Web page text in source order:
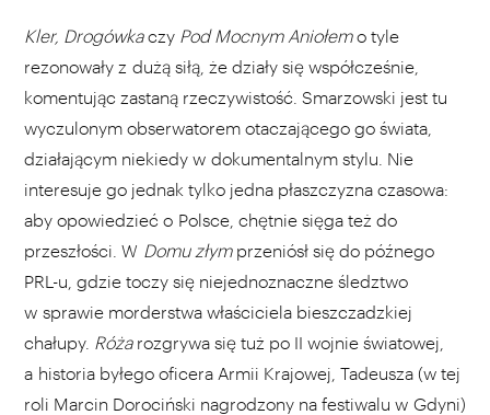
Kler, Drogówkaczy Pod Mocnym Aniołemo tyle
rezonowały z dużą siłą, że działy się współcześnie,
komentując zastaną rzeczywistość. Smarzowski jest tu
wyczulonym obserwatorem otaczającego go świata,
działającym niekiedy w dokumentalnym stylu. Nie
interesuje go jednak tylko jedna płaszczyzna czasowa:
aby opowiedzieć o Polsce, chętnie sięga też do
przeszłości. W Domu złym przeniósł się do późnego
PRL-u, gdzie toczy się niejednoznaczne śledztwo
w sprawie morderstwa właściciela bieszczadzkiej
chałupy. Róża rozgrywa się tuż po II wojnie światowej,
a historia byłego oficera Armii Krajowej, Tadeusza (w tej
roli Marcin Dorociński nagrodzony na festiwalu w Gdyni)